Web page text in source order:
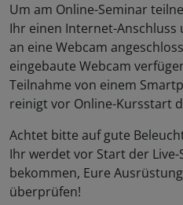
Um am Online-Seminar
Ihr einen Internet-Anschluss
an eine Webcam
eingebaute Webcam
Teilnahme von einem
reinigt vor Online-Kursstart
Achtet bitte auf gute
Ihr werdet vor Start der
bekommen, Eure
überprüfen!